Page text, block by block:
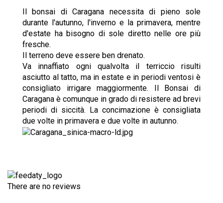
Il bonsai di Caragana necessita di pieno sole
durante l'autunno, l'inverno e la primavera, mentre
d'estate ha bisogno di sole diretto nelle ore più
fresche.
Il terreno deve essere ben drenato.
Va innaffiato ogni qualvolta il terriccio risulti
asciutto al tatto, ma in estate e in periodi ventosi è
consigliato irrigare maggiormente. Il Bonsai di
Caragana è comunque in grado di resistere ad brevi
periodi di siccità. La concimazione è consigliata
due volte in primavera e due volte in autunno.
There are no reviews